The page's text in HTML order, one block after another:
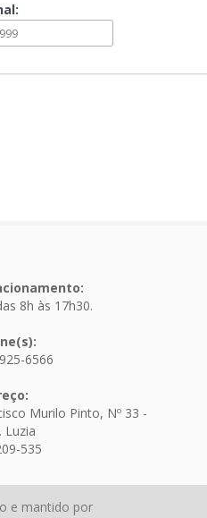
8h às 17h30.
6566
Murilo Pinto, Nº 33 -
Luzia
535
e mantido por